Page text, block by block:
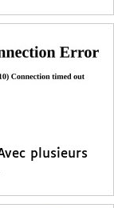
plusieurs